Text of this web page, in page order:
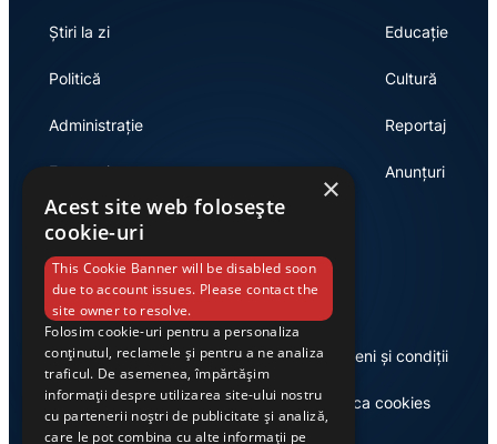
Știri la zi
Politică
Administrație
Economie
Educație
Cultură
Reportaj
Anunțuri
Link-uri utile
Despre noi
Casa de editură Exclusiv
Termeni și condiții
Politica cookies
×
Acest site web folosește
cookie-uri
This Cookie Banner will be disabled soon
due to account issues. Please contact the
site owner to resolve.
Folosim cookie-uri pentru a personaliza
conținutul, reclamele și pentru a ne analiza
traficul. De asemenea, împărtășim
informații despre utilizarea site-ului nostru
cu partenerii noștri de publicitate și analiză,
care le pot combina cu alte informații pe